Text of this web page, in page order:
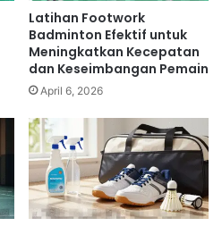
Latihan Footwork
Badminton Efektif untuk
Meningkatkan Kecepatan
dan Keseimbangan Pemain
April 6, 2026